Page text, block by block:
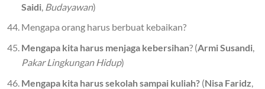
Saidi, Budayawan)
Mengapa orang harus berbuat kebaikan?
Mengapa kita harus menjaga kebersihan? (Armi Susandi,
Pakar Lingkungan Hidup)
Mengapa kita harus sekolah sampai kuliah?(Nisa Faridz